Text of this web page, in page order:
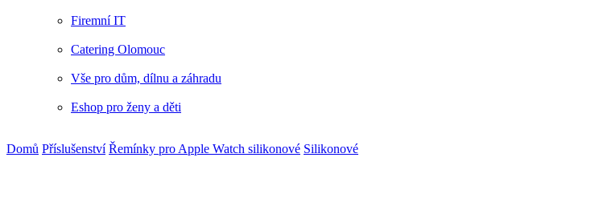
Firemní IT
Catering Olomouc
Vše pro dům, dílnu a záhradu
Eshop pro ženy a děti
Domů Příslušenství Řemínky pro Apple Watch silikonové Silikonové